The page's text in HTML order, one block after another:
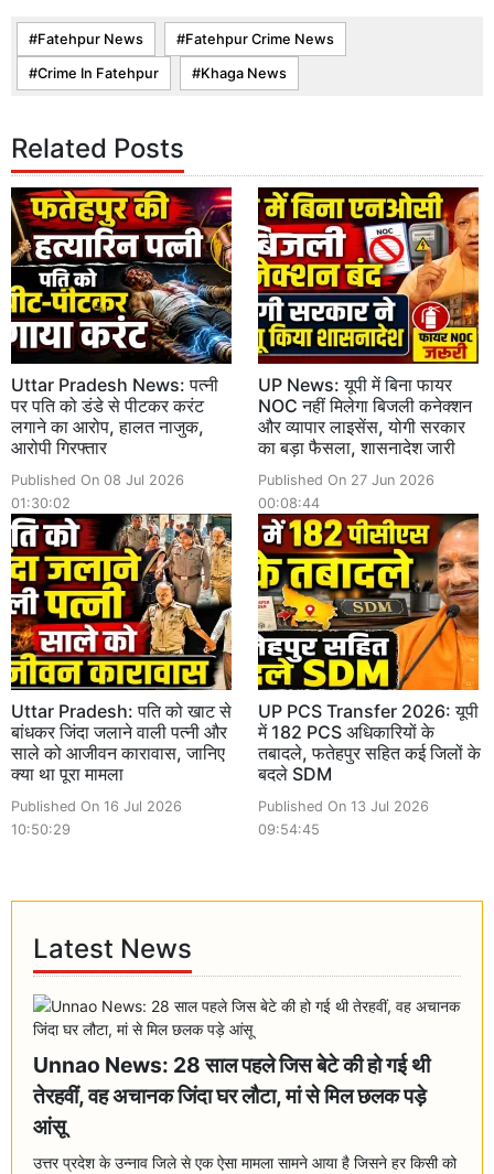
Fatehpur News Fatehpur Crime News
Crime In Fatehpur Khaga News
Related Posts
Uttar Pradesh News: पत्नी
पर पति को डंडे से पीटकर करंट
लगाने का आरोप, हालत नाजुक,
आरोपी गिरफ्तार
Published On 08 Jul 2026
01:30:02
UP News: यूपी में बिना फायर
NOC नहीं मिलेगा बिजली कनेक्शन
और व्यापार लाइसेंस, योगी सरकार
का बड़ा फैसला, शासनादेश जारी
Published On 27 Jun 2026
00:08:44
Uttar Pradesh: पति को खाट से
बांधकर जिंदा जलाने वाली पत्नी और
साले को आजीवन कारावास, जानिए
क्या था पूरा मामला
Published On 16 Jul 2026
10:50:29
UP PCS Transfer 2026: यूपी
में 182 PCS अधिकारियों के
तबादले, फतेहपुर सहित कई जिलों के
बदले SDM
Published On 13 Jul 2026
09:54:45
Latest News
Unnao News: 28 साल पहले जिस बेटे की हो गई थी
तेरहवीं, वह अचानक जिंदा घर लौटा, मां से मिल छलक पड़े
आंसू
उत्तर प्रदेश के उन्नाव जिले से एक ऐसा मामला सामने आया है जिसने हर किसी को